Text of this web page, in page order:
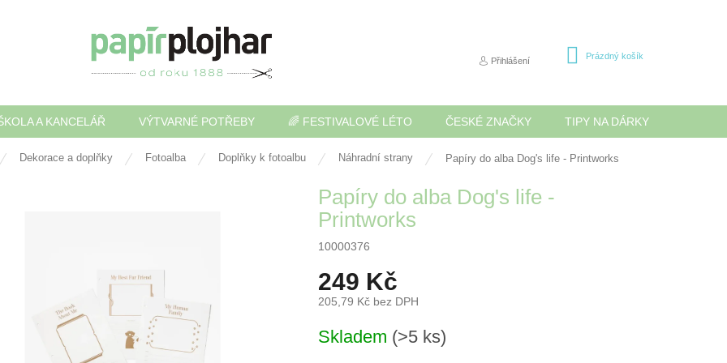
Přihlášení
NÁKUPNÍ
Prázdný košík
A KANCELÁŘ VÝTVARNÉ POTŘEBY 🌈 FESTIVALOVÉ LÉTO ČESKÉ ZNAČKY TIPY NA DÁRKY
Dekorace a doplňky Fotoalba Doplňky k fotoalbu Náhradní strany Papíry do alba Dog's life - Printworks
Papíry do alba Dog's life -
Printworks
10000376
249 Kč
205,79 Kč bez DPH
cena:
Skladem (>5 ks)